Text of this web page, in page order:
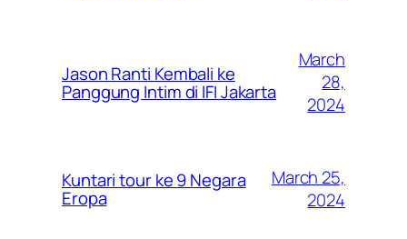
Jason Ranti Kembali ke
Panggung Intim di IFI Jakarta
March
28,
2024
Kuntari tour ke 9 Negara
Eropa
March 25,
2024